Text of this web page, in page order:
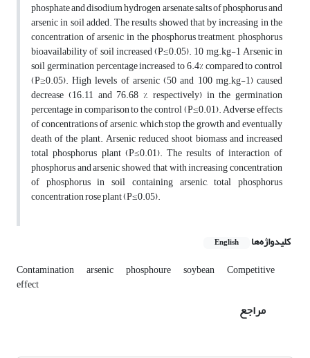
phosphate and disodium hydrogen arsenate salts of phosphorus and
arsenic in soil added. The results showed that by increasing in the
concentration of arsenic in the phosphorus treatment, phosphorus
bioavailability of soil increased (P≤0.05). 10 mg.kg-1 Arsenic in
soil germination percentage increased to 6.4% compared to control
(P≥0.05). High levels of arsenic (50 and 100 mg.kg-1) caused
decrease (16.11 and 76.68 %, respectively) in the germination
percentage in comparison to the control (P≤0.01). Adverse effects
of concentrations of arsenic, which stop the growth and eventually
death of the plant. Arsenic reduced shoot biomass and increased
total phosphorus plant (P≤0.01). The results of interaction of
phosphorus and arsenic showed that with increasing concentration
of phosphorus in soil containing arsenic, total phosphorus
concentration rose plant (P≤0.05).
کلیدواژه‌ها English
Contamination arsenic phosphoure soybean Competitive
effect
مراجع